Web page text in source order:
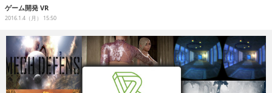
人材育成
連載
イベント/セミナー
ゲーム開発 VR
2016.1.4（月） 15:50